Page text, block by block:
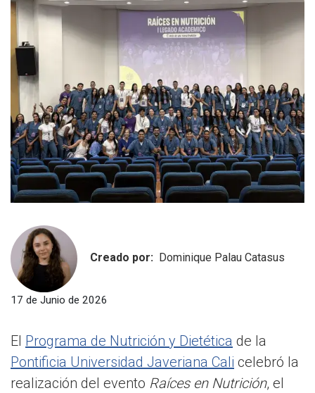
Creado por: Dominique Palau Catasus
17 de Junio de 2026
El Programa de Nutrición y Dietética de la
Pontificia Universidad Javeriana Cali celebró la
realización del evento Raíces en Nutrición, el